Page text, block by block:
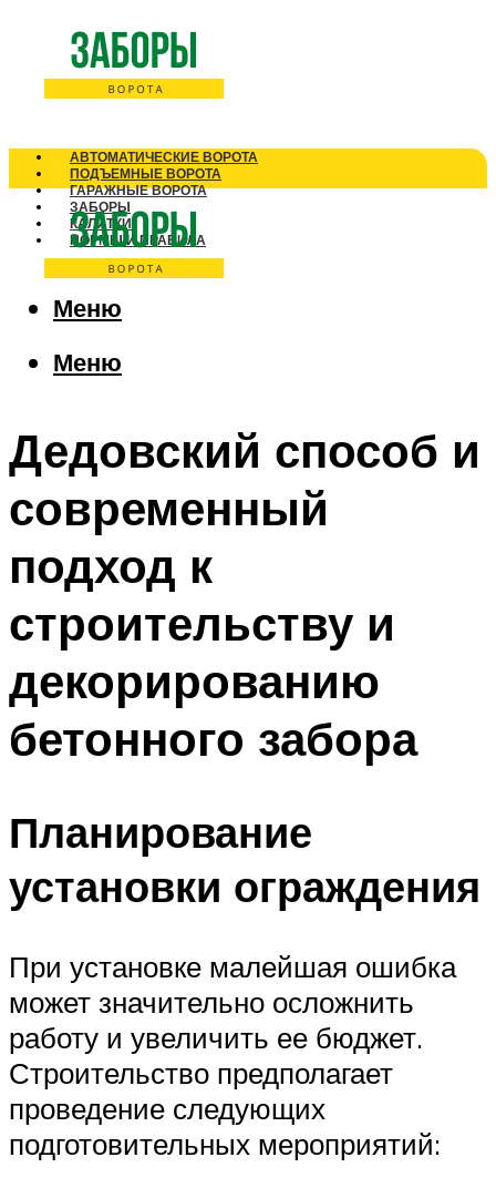
АВТОМАТИЧЕСКИЕ ВОРОТА
ПОДЪЕМНЫЕ ВОРОТА
ГАРАЖНЫЕ ВОРОТА
ЗАБОРЫ
КАЛИТКИ
НОРМЫ И ПРАВИЛА
Меню
Меню
Дедовский способ и
современный
подход к
строительству и
декорированию
бетонного забора
Планирование
установки ограждения
При установке малейшая ошибка
может значительно осложнить
работу и увеличить ее бюджет.
Строительство предполагает
проведение следующих
подготовительных мероприятий: